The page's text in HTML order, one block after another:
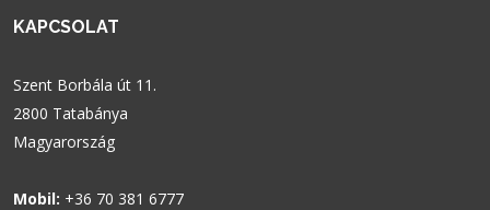
KAPCSOLAT
Szent Borbála út 11.
2800 Tatabánya
Magyarország
Mobil: +36 70 381 6777